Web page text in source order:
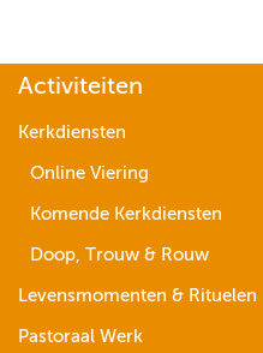
Activiteiten
Kerkdiensten
Online Viering
Komende Kerkdiensten
Doop, Trouw & Rouw
Levensmomenten & Rituelen
Pastoraal Werk